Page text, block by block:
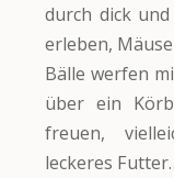
durch dick
erleben,
Bälle werfen
über ein
freuen,
leckeres